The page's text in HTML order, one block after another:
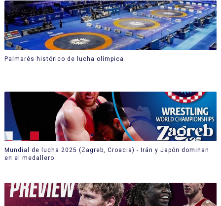
Palmarés histórico de lucha olímpica
Mundial de lucha 2025 (Zagreb, Croacia) - Irán y Japón dominan
en el medallero